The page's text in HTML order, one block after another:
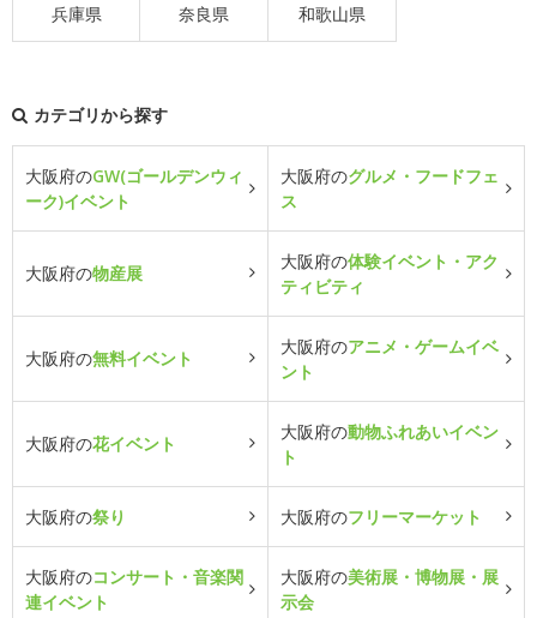
兵庫県 奈良県 和歌山県
カテゴリから探す
大阪府のGW(ゴールデンウィ
ーク)イベント
大阪府のグルメ・フードフェ
ス
大阪府の物産展
大阪府の体験イベント・アク
ティビティ
大阪府の無料イベント
大阪府のアニメ・ゲームイベ
ント
大阪府の花イベント
大阪府の動物ふれあいイベン
ト
大阪府の祭り 大阪府のフリーマーケット
大阪府のコンサート・音楽関
連イベント
大阪府の美術展・博物展・展
示会